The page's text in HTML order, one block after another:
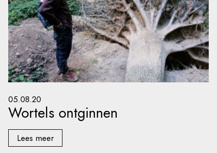
05.08.20
Wortels ontginnen
Lees meer